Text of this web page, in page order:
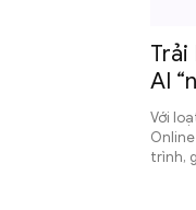
toán
Trải
AI
Với
trình,